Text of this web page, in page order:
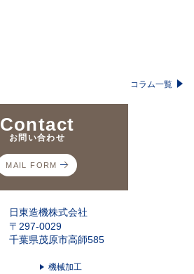
コラム一覧
Contact
お問い合わせ
MAIL FORM
日東造機株式会社
〒297-0029
千葉県茂原市高師585
機械加工